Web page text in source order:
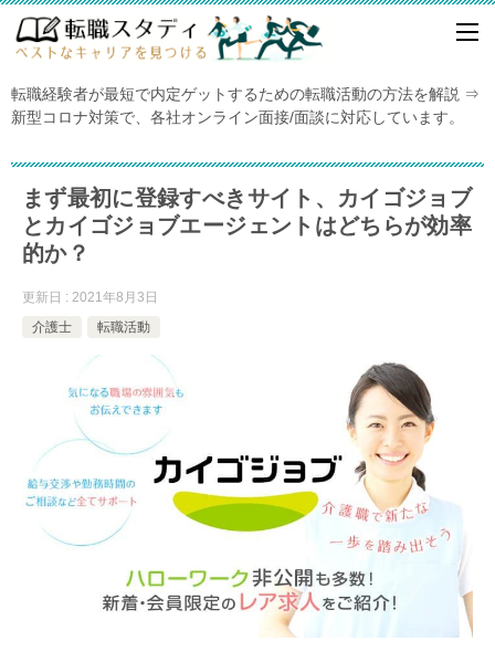
転職経験者が最短で内定ゲットするための転職活動の方法を解説 ⇒
新型コロナ対策で、各社オンライン面接/面談に対応しています。
まず最初に登録すべきサイト、カイゴジョブ
とカイゴジョブエージェントはどちらが効率
的か？
更新日 : 2021年8月3日
介護士
転職活動